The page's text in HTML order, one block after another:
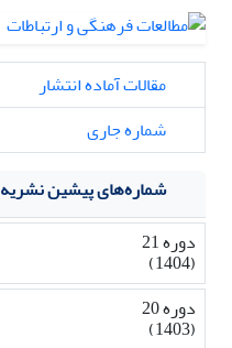
مقالات آماده انتشار
شماره جاری
شماره‌های پیشین نشریه
دوره 21
(1404)
دوره 20
(1403)